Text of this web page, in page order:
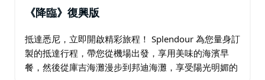
《降臨》復興版
抵達悉尼，立即開啟精彩旅程！ Splendour 為您量身訂
製的抵達行程，帶您從機場出發，享用美味的海濱早
餐，然後從庫吉海灘漫步到邦迪海灘，享受陽光明媚的